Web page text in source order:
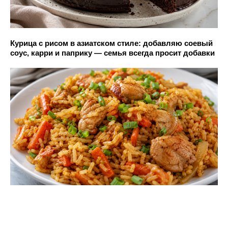
Курица с рисом в азиатском стиле: добавляю соевый
соус, карри и паприку — семья всегда просит добавки